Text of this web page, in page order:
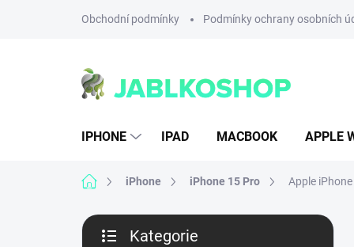
Obchodní podmínky Podmínky ochrany osobních
IPHONE IPAD MACBOOK APPLE
Domů iPhone iPhone 15 Pro Apple
P
Kategorie